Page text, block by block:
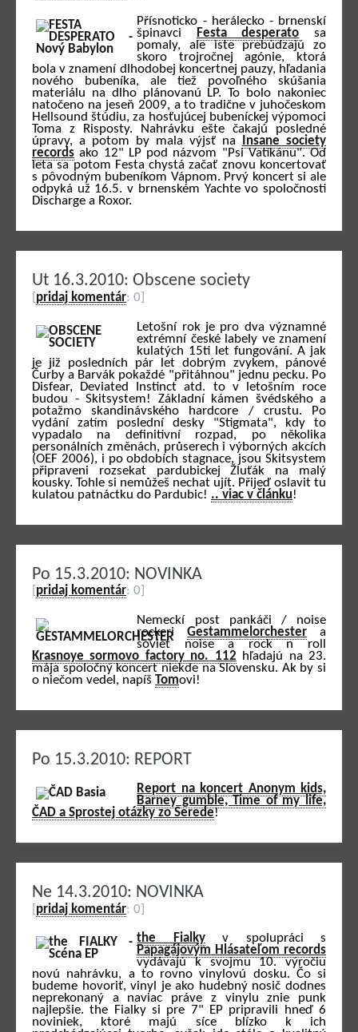
Přísnoticko - herálecko - brnenskí
špinavci Festa desperato sa
pomaly, ale iste prebúdzajú zo
skoro trojročnej agónie, ktorá
bola v znamení dlhodobej koncertnej pauzy, hľadania
nového bubeníka, ale tiež povoľného skúšania
materiálu na dlho plánovanú LP. To bolo nakoniec
natočeno na jeseň 2009, a to tradične v juhočeskom
Hellsound štúdiu, za hosťujúcej bubeníckej výpomoci
Toma z Risposty. Nahrávku ešte čakajú posledné
úpravy, a potom by mala výjsť na Insane society
records ako 12" LP pod názvom "Psi Vatikánu". Od
leta sa potom Festa chystá začať znovu koncertovať
s pôvodným bubeníkom Vápnom. Prvý koncert si ale
odpyká už 16.5. v brnenském Yachte vo spoločnosti
Discharge a Roxor.
Ut 16.3.2010: Obscene society
pridaj komentár: 0]
Letošní rok je pro dva významné
extrémní české labely ve znamení
kulatých 15ti let fungování. A jak
je již posledních pár let dobrým zvykem, pánové
Čurby a Barvák pokaždé "přitáhnou" jednu pecku. Po
Disfear, Deviated Instinct atd. to v letošním roce
budou - Skitsystem! Základní kámen švédského a
potažmo skandinávského hardcore / crustu. Po
vydání zatím poslední desky "Stigmata", kdy to
vypadalo na definitivní rozpad, po několika
personálních změnách, průserech i výborných akcích
(OEF 2006), i po obdobích stagnace, jsou Skitsystem
připraveni rozsekat pardubickej Žluťák na malý
kousky. Tohle si nemůžeš nechat ujít. Přijeď oslavit tu
kulatou patnáctku do Pardubic! .. viac v článku!
Po 15.3.2010: NOVINKA
pridaj komentár: 0]
Nemeckí post pankáči / noise
rockeriGestammelorchester a
soviet noise a rock n roll
Krasnoye sormovo factory no. 112 hľadajú na 23.
mája spoločný koncert niekde na Slovensku. Ak by si
o niečom vedel, napíš Tomovi!
Po 15.3.2010: REPORT
Report na koncert Anonym kids,
Barney gumble, Time of my life,
ČAD a Sprostej otázky zo Serede!
Ne 14.3.2010: NOVINKA
pridaj komentár: 0]
the Fialkyv spolupráci s
Papagájovým Hlásateľom records
vydávajú k svojmu 10. výročiu
novú nahrávku, a to rovno vinylovú dosku. Čo si
budeme hovoriť, vinyl je ako hudebný nosič dodnes
neprekonaný a naviac práve z vinylu znie punk
najlepšie. the Fialky si pre 7" EP pripravili hneď 6
noviniek, ktoré majú síce blízko k ich